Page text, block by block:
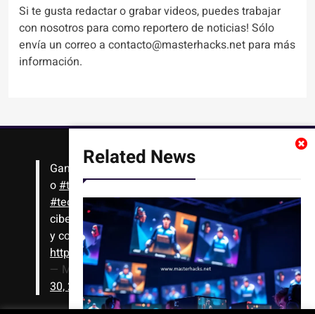
Related News
Si te gusta redactar o grabar videos, puedes trabajar
con nosotros para como reportero de noticias! Sólo
envía un correo a contacto@masterhacks.net para más
información.
Gana #Bitcoinsolo con leer artículos, noticias
o#tutorialesinteresantes de ciencia,
#tecnología,#criptomonedas, seguridad
cibernética y más!! Sólo tienes que registrarte
y comenzar a navegar
https://t.co/1KjkllJEit
— Masterhacks (@Masterhacks_net)August
30, 2020